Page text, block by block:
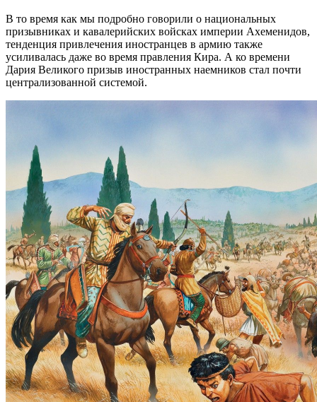
В то время как мы подробно говорили о национальных
призывниках и кавалерийских войсках империи Ахеменидов,
тенденция привлечения иностранцев в армию также
усиливалась даже во время правления Кира. А ко времени
Дария Великого призыв иностранных наемников стал почти
централизованной системой.